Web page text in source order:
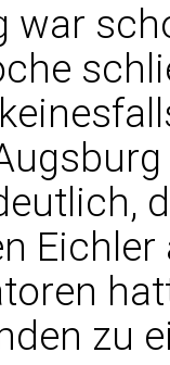
war
zu